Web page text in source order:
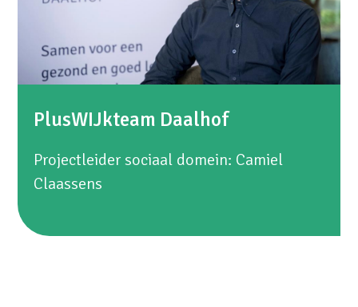
PlusWIJkteam Daalhof
Projectleider sociaal domein: Camiel
Claassens